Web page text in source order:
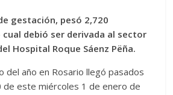
gestación, pesó 2,720
debió ser derivada al sector
Hospital Roque Sáenz Pëña.
del año en Rosario llegó pasados
de este miércoles 1 de enero de